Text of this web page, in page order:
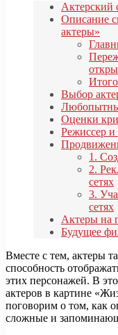
Актерский
Описание
актеры»
Выбор
Оценки
Режиссер
1.
2.
сетях
3.
сетях
Актеры на
Будущее
Вместе с тем, актеры
способность
этих персонажей. В
актеров в картине
поговорим о том, как
сложные и